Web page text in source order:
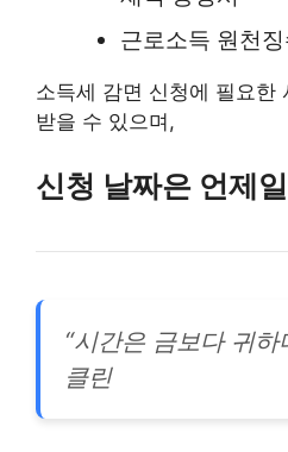
근로소득 원천
소득세 감면 신청에 필요한
받을 수 있으며,
신청 날짜은 언제
“시간은 금보다 귀하
클린